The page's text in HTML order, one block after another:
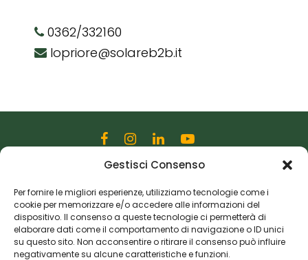
Gestisci Consenso
Per fornire le migliori esperienze, utilizziamo tecnologie come i
cookie per memorizzare e/o accedere alle informazioni del
dispositivo. Il consenso a queste tecnologie ci permetterà di
elaborare dati come il comportamento di navigazione o ID unici
su questo sito. Non acconsentire o ritirare il consenso può influire
negativamente su alcune caratteristiche e funzioni.
0362/332160
lopriore@solareb2b.it
Via Martiri della Libertà, 28
20833 Giussano (MB)
P.I. 06982770965